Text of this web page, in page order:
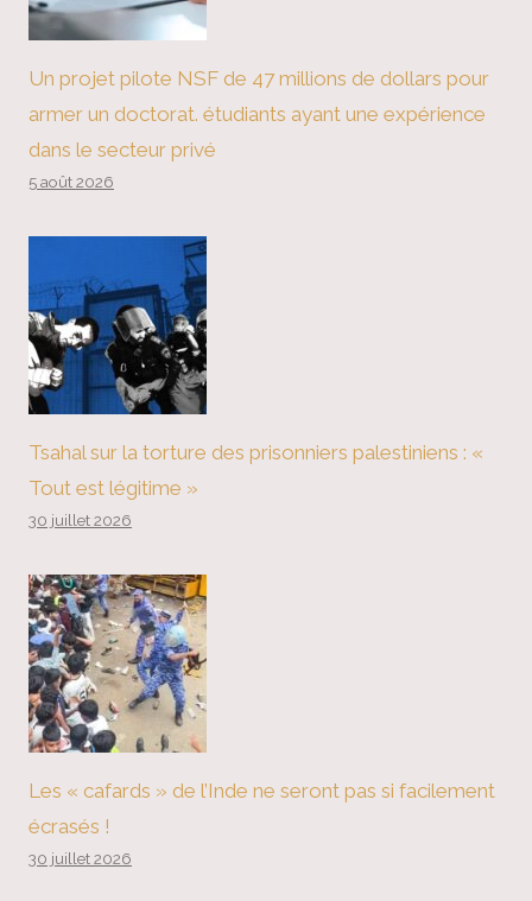
Un projet pilote NSF de 47 millions de dollars pour
armer un doctorat. étudiants ayant une expérience
dans le secteur privé
5 août 2026
Tsahal sur la torture des prisonniers palestiniens : «
Tout est légitime »
30 juillet 2026
Les « cafards » de l’Inde ne seront pas si facilement
écrasés !
30 juillet 2026